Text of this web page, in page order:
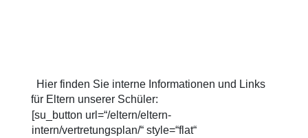
Hier finden Sie interne Informationen und Links
für Eltern unserer Schüler:
[su_button url=“/eltern/eltern-
intern/vertretungsplan/“ style=“flat“